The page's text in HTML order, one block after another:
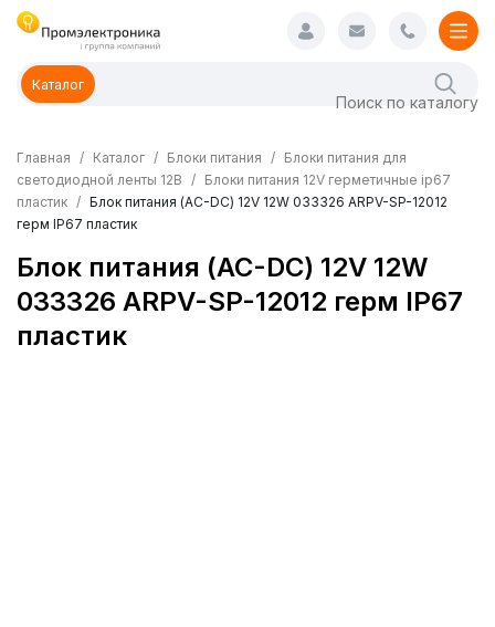
Каталог
Главная Каталог Блоки питания
Блоки питания для
светодиодной ленты 12В
Блоки питания 12V герметичные ip67
пластик
Блок питания (AC-DC) 12V 12W 033326 ARPV-SP-12012
герм IP67 пластик
Блок питания (AC-DC) 12V 12W
033326 ARPV-SP-12012 герм IP67
пластик